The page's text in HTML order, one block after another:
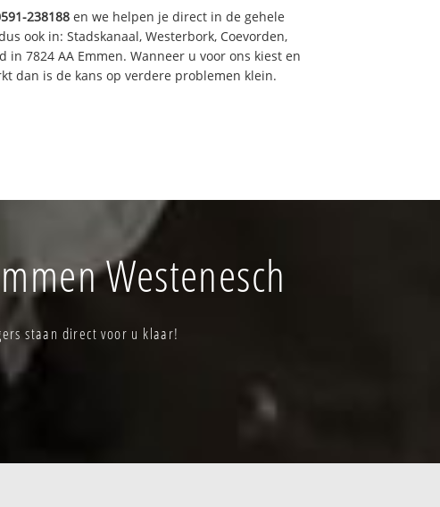
238188 en we helpen je direct in de gehele
ook in: Stadskanaal, Westerbork, Coevorden,
in 7824 AA Emmen. Wanneer u voor ons kiest en
dan is de kans op verdere problemen klein.
Westenesch
staan direct voor u klaar!